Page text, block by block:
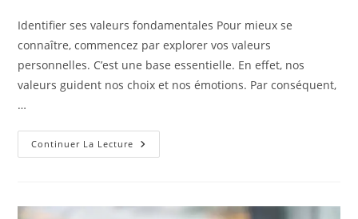
la
publication :
Identifier ses valeurs fondamentales Pour mieux se
connaître, commencez par explorer vos valeurs
personnelles. C’est une base essentielle. En effet, nos
valeurs guident nos choix et nos émotions. Par conséquent,
…
Continuer La Lecture Quels
Exercices
Mieux